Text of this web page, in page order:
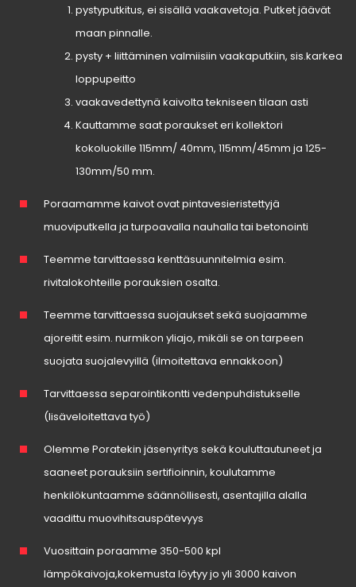
pystyputkitus, ei sisällä vaakavetoja. Putket jäävät
maan pinnalle.
pysty + liittäminen valmiisiin vaakaputkiin, sis.karkea
loppupeitto
vaakavedettynä kaivolta tekniseen tilaan asti
Kauttamme saat poraukset eri kollektori
kokoluokille 115mm/ 40mm, 115mm/45mm ja 125-
130mm/50 mm.
Poraamamme kaivot ovat pintavesieristettyjä
muoviputkella ja turpoavalla nauhalla tai betonointi
Teemme tarvittaessa kenttäsuunnitelmia esim.
rivitalokohteille porauksien osalta.
Teemme tarvittaessa suojaukset sekä suojaamme
ajoreitit esim. nurmikon yliajo, mikäli se on tarpeen
suojata suojalevyillä (ilmoitettava ennakkoon)
Tarvittaessa separointikontti vedenpuhdistukselle
(lisäveloitettava työ)
Olemme Poratekin jäsenyritys sekä kouluttautuneet ja
saaneet porauksiin sertifioinnin, koulutamme
henkilökuntaamme säännöllisesti, asentajilla alalla
vaadittu muovihitsauspätevyys
Vuosittain poraamme 350-500 kpl
lämpökaivoja,kokemusta löytyy jo yli 3000 kaivon